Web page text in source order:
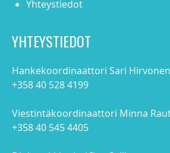
Yhteystiedot
YHTEYSTIEDOT
Hankekoordinaattori Sari Hirvonen
+358 40 528 4199
Viestintäkoordinaattori Minna
+358 40 545 4405